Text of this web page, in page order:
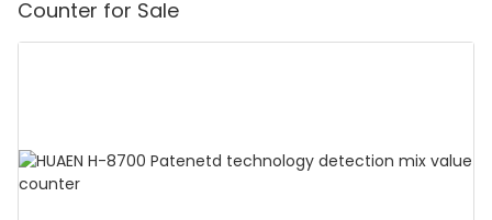
Counter for Sale